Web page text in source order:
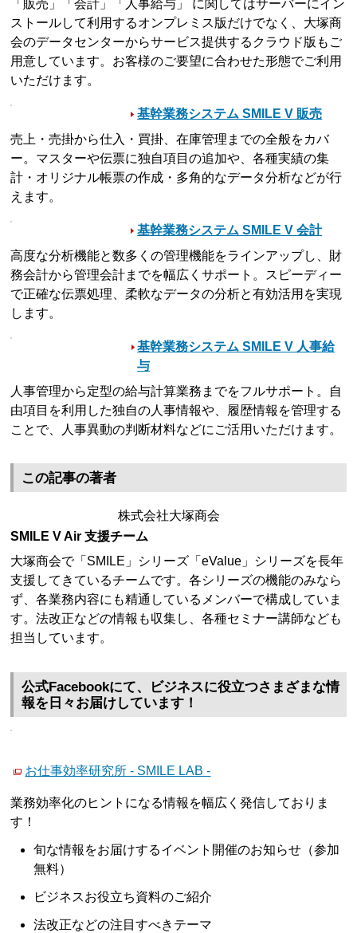
「販売」「会計」「人事給与」 に関してはサーバーにイン
ストールして利用するオンプレミス版だけでなく、大塚商
会のデータセンターからサービス提供するクラウド版もご
用意しています。お客様のご要望に合わせた形態でご利用
いただけます。
基幹業務システム SMILE V 販売
売上・売掛から仕入・買掛、在庫管理までの全般をカバ
ー。マスターや伝票に独自項目の追加や、各種実績の集
計・オリジナル帳票の作成・多角的なデータ分析などが行
えます。
基幹業務システム SMILE V 会計
高度な分析機能と数多くの管理機能をラインアップし、財
務会計から管理会計までを幅広くサポート。スピーディー
で正確な伝票処理、柔軟なデータの分析と有効活用を実現
します。
基幹業務システム SMILE V 人事給
与
人事管理から定型の給与計算業務までをフルサポート。自
由項目を利用した独自の人事情報や、履歴情報を管理する
ことで、人事異動の判断材料などにご活用いただけます。
この記事の著者
株式会社大塚商会
SMILE V Air 支援チーム
大塚商会で「SMILE」シリーズ「eValue」シリーズを長年
支援してきているチームです。各シリーズの機能のみなら
ず、各業務内容にも精通しているメンバーで構成していま
す。法改正などの情報も収集し、各種セミナー講師なども
担当しています。
公式Facebookにて、ビジネスに役立つさまざまな情
報を日々お届けしています！
お仕事効率研究所 - SMILE LAB -
業務効率化のヒントになる情報を幅広く発信しておりま
す！
旬な情報をお届けするイベント開催のお知らせ（参加
無料）
ビジネスお役立ち資料のご紹介
法改正などの注目すべきテーマ